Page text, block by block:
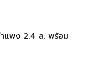
มแล้วพร้อ
แพง 2.4 ล. พร้อม